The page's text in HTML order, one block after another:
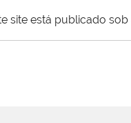
site está publicado sob